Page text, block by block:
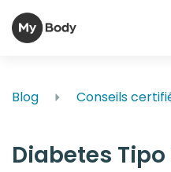
Blog Conseils
Diabetes Tipo